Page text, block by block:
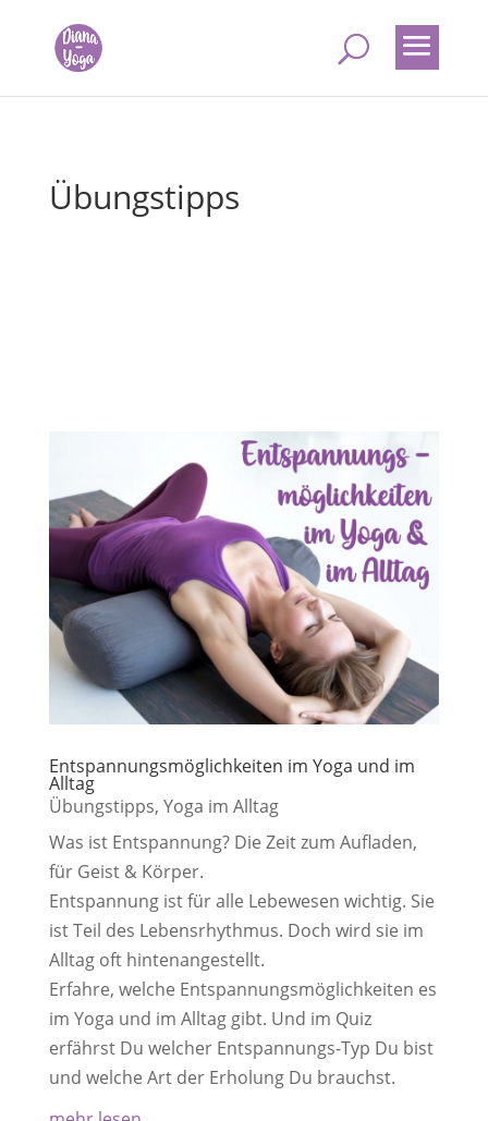
Übungstipps
Entspannungsmöglichkeiten im Yoga und im
Alltag
Übungstipps, Yoga im Alltag
Was ist Entspannung? Die Zeit zum Aufladen,
für Geist & Körper.
Entspannung ist für alle Lebewesen wichtig. Sie
ist Teil des Lebensrhythmus. Doch wird sie im
Alltag oft hintenangestellt.
Erfahre, welche Entspannungsmöglichkeiten es
im Yoga und im Alltag gibt. Und im Quiz
erfährst Du welcher Entspannungs-Typ Du bist
und welche Art der Erholung Du brauchst.